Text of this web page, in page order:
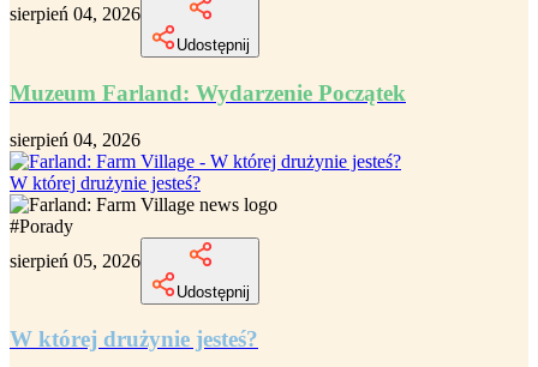
sierpień 04, 2026
Udostępnij
Muzeum Farland: Wydarzenie Początek
sierpień 04, 2026
W której drużynie jesteś?
#Porady
sierpień 05, 2026
Udostępnij
W której drużynie jesteś?